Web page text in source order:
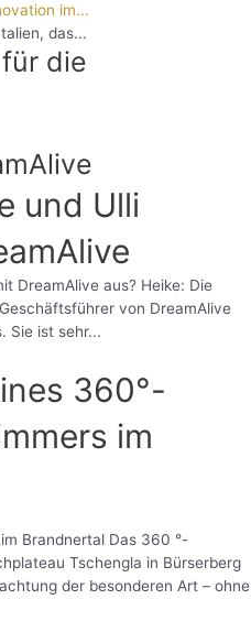
im...
das...
die
und Ulli
DreamAlive aus? Heike: Die
von DreamAlive
Sie ist sehr...
360°-
im
Brandnertal Das 360 °-
Tschengla in Bürserberg
der besonderen Art – ohne